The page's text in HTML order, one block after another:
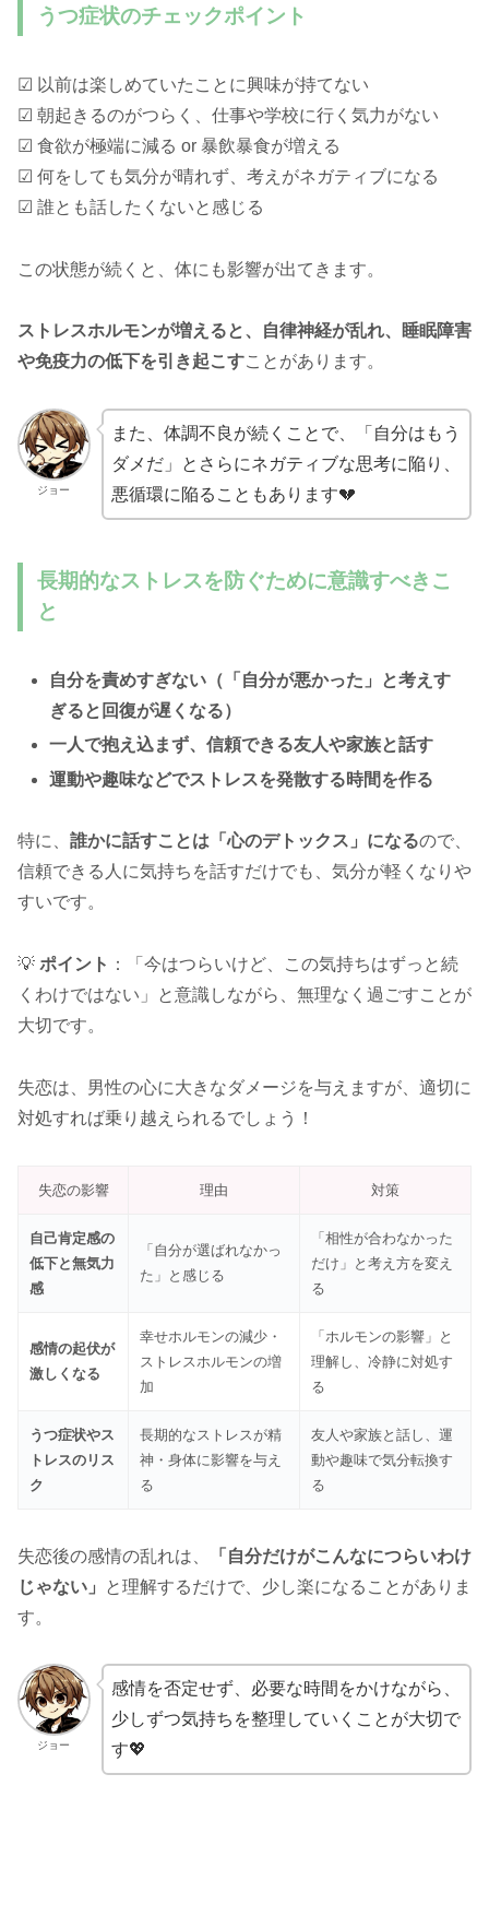
うつ症状のチェックポイント
☑ 以前は楽しめていたことに興味が持てない
☑ 朝起きるのがつらく、仕事や学校に行く気力がない
☑ 食欲が極端に減る or 暴飲暴食が増える
☑ 何をしても気分が晴れず、考えがネガティブになる
☑ 誰とも話したくないと感じる
この状態が続くと、体にも影響が出てきます。
ストレスホルモンが増えると、自律神経が乱れ、睡眠障害
や免疫力の低下を引き起こすことがあります。
ジョー
また、体調不良が続くことで、「自分はもう
ダメだ」とさらにネガティブな思考に陥り、
悪循環に陥ることもあります💔
長期的なストレスを防ぐために意識すべきこ
と
自分を責めすぎない（「自分が悪かった」と考えす
ぎると回復が遅くなる）
一人で抱え込まず、信頼できる友人や家族と話す
運動や趣味などでストレスを発散する時間を作る
特に、 誰かに話すことは「心のデトックス」になるので、
信頼できる人に気持ちを話すだけでも、気分が軽くなりや
すいです。
💡 ポイント ：「今はつらいけど、この気持ちはずっと続
くわけではない」と意識しながら、無理なく過ごすことが
大切です。
失恋は、男性の心に大きなダメージを与えますが、適切に
対処すれば乗り越えられるでしょう！
失恋の影響 理由 対策
自己肯定感の
低下と無気力
感
「自分が選ばれなかっ
た」と感じる
「相性が合わなかった
だけ」と考え方を変え
る
感情の起伏が
激しくなる
幸せホルモンの減少・
ストレスホルモンの増
加
「ホルモンの影響」と
理解し、冷静に対処す
る
うつ症状やス
トレスのリス
ク
長期的なストレスが精
神・身体に影響を与え
る
友人や家族と話し、運
動や趣味で気分転換す
る
失恋後の感情の乱れは、
「自分だけがこんなにつらいわけ
じゃない」
と理解するだけで、少し楽になることがありま
す。
ジョー
感情を否定せず、必要な時間をかけながら、
少しずつ気持ちを整理していくことが大切で
す💖